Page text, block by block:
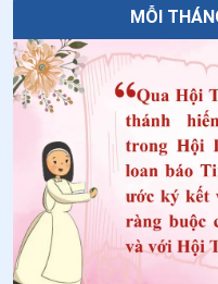
MỖI